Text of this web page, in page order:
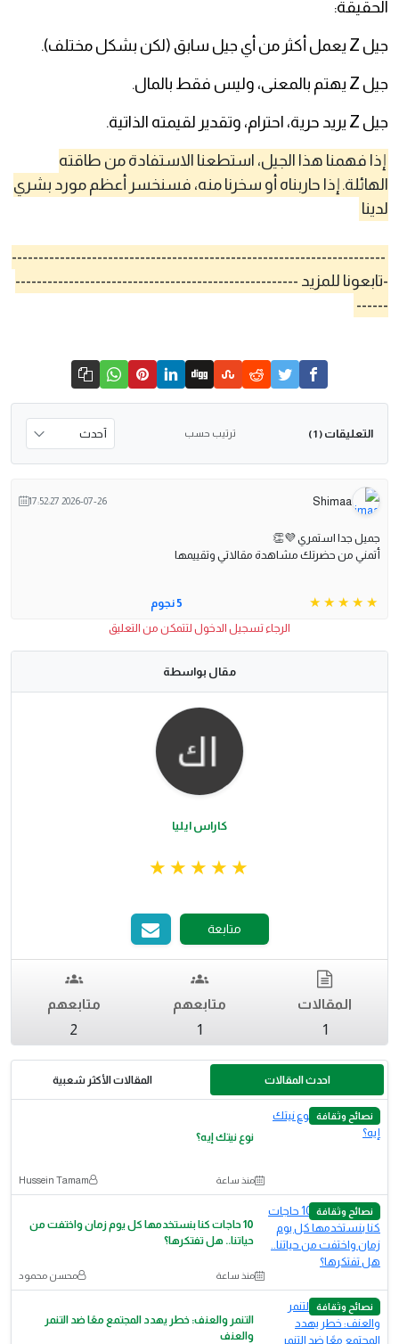
الحقيقة:
جيل Z يعمل أكثر من أي جيل سابق (لكن بشكل مختلف).
جيل Z يهتم بالمعنى، وليس فقط بالمال.
جيل Z يريد حرية، احترام، وتقدير لقيمته الذاتية.
إذا فهمنا هذا الجيل، استطعنا الاستفادة من طاقته
الهائلة. إذا حاربناه أو سخرنا منه، فسنخسر أعظم مورد بشري
لدينا
----------------------------------------------------------------------
-تابعونا للمزيد -----------------------------------------------------
------
التعليقات ( 1 ) ترتيب حسب
Shimaa
2026-07-26 17:52:27
جميل جدا استمري 💜👏
أتمني من حضرتك مشاهدة مقالاتي وتقييمها
5 نجوم
الرجاء تسجيل الدخول لتتمكن من التعليق
مقال بواسطة
كاراس ايليا
متابعة
المقالات
1
متابعهم
1
متابعهم
2
احدث المقالات المقالات الأكثر شعبية
نصائح وثقافة
نوع نيتك إيه؟
منذ ساعة Hussein Tamam
نصائح وثقافة
10 حاجات كنا بنستخدمها كل يوم زمان واختفت من
حياتنا.. هل تفتكرها؟
منذ ساعة محسن محمود
نصائح وثقافة
التنمر والعنف: خطر يهدد المجتمع معًا ضد التنمر
والعنف